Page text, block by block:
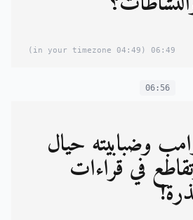
06:49
(04:49 in your timezone)
06:56
وضبابيته حيال
في قراءات